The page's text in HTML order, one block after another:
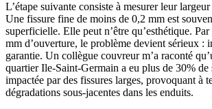
L’étape suivante consiste à mesurer leur
Une fissure fine de moins de 0,2 mm est
superficielle. Elle peut n’être qu’esthétique.
mm d’ouverture, le problème devient sérieux :
garantie. Un collègue couvreur m’a raconté
quartier Ile-Saint-Germain a eu plus de 30% de
impactée par des fissures larges, provoquant à
dégradations sous-jacentes dans les enduits.